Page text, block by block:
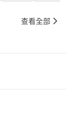
查看全部